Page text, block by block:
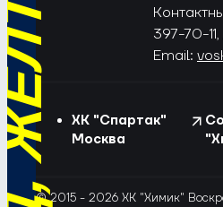
397-70-
Email:
ХК "Спартак"
Москва
© 2015 - 2026 ХК "Химик"